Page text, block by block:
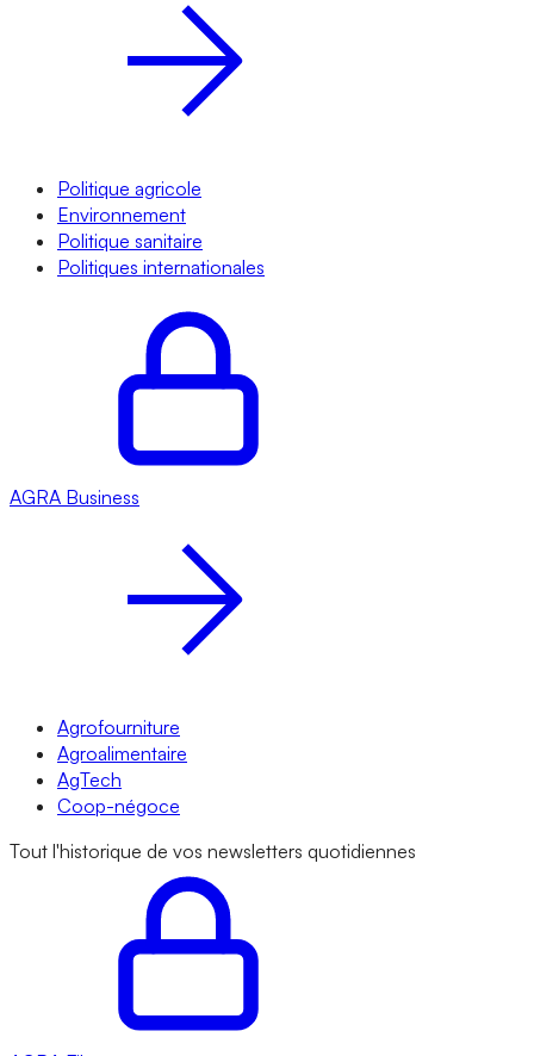
Politique agricole
Environnement
Politique sanitaire
Politiques internationales
AGRA Business
Agrofourniture
Agroalimentaire
AgTech
Coop-négoce
Tout l'historique de vos newsletters quotidiennes